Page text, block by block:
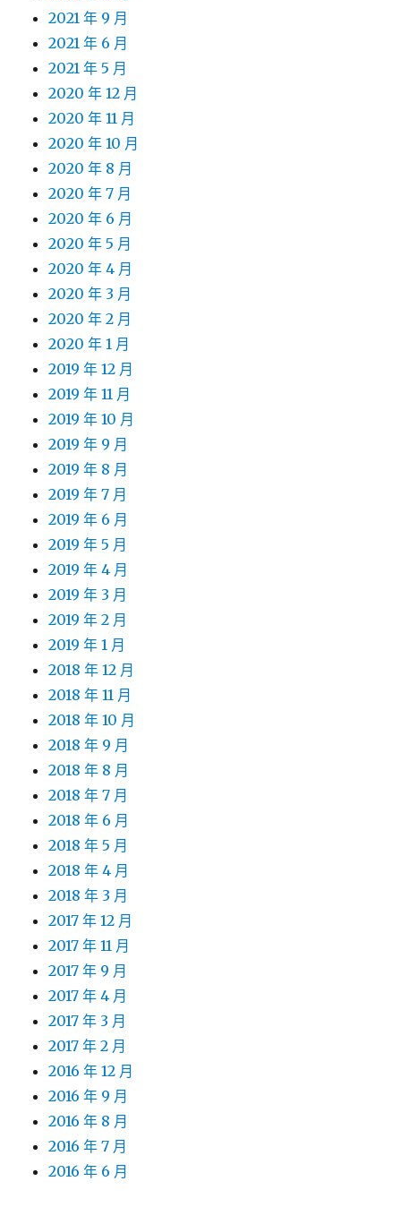
2021 年 9 月
2021 年 6 月
2021 年 5 月
2020 年 12 月
2020 年 11 月
2020 年 10 月
2020 年 8 月
2020 年 7 月
2020 年 6 月
2020 年 5 月
2020 年 4 月
2020 年 3 月
2020 年 2 月
2020 年 1 月
2019 年 12 月
2019 年 11 月
2019 年 10 月
2019 年 9 月
2019 年 8 月
2019 年 7 月
2019 年 6 月
2019 年 5 月
2019 年 4 月
2019 年 3 月
2019 年 2 月
2019 年 1 月
2018 年 12 月
2018 年 11 月
2018 年 10 月
2018 年 9 月
2018 年 8 月
2018 年 7 月
2018 年 6 月
2018 年 5 月
2018 年 4 月
2018 年 3 月
2017 年 12 月
2017 年 11 月
2017 年 9 月
2017 年 4 月
2017 年 3 月
2017 年 2 月
2016 年 12 月
2016 年 9 月
2016 年 8 月
2016 年 7 月
2016 年 6 月